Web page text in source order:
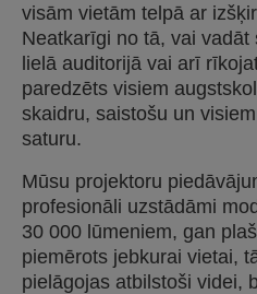
visām vietām telpā ar
Neatkarīgi no tā, vai vadāt
lielā auditorijā vai arī
paredzēts visiem
skaidru, saistošu un
saturu.
Mūsu projektoru
profesionāli uzstādāmi
30 000 lūmeniem, gan
piemērots jebkurai vietai,
pielāgojas atbilstoši videi,